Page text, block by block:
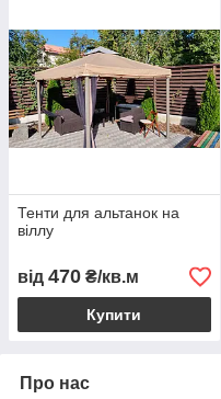
Тенти для альтанок на
віллу
від 470 ₴/кв.м
Купити
Про нас